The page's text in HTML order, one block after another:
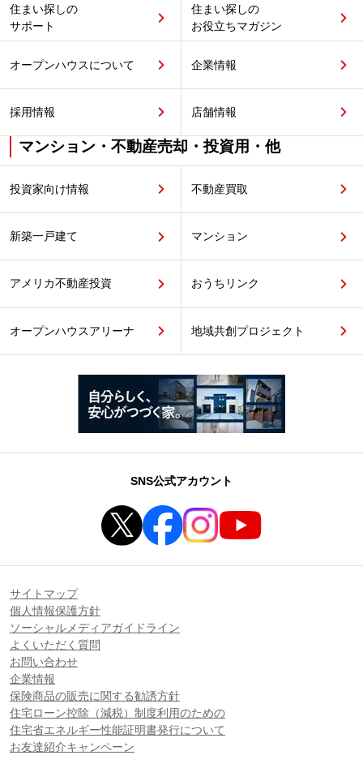
住まい探しの
サポート
住まい探しの
お役立ちマガジン
オープンハウスについて 企業情報
採用情報 店舗情報
マンション・不動産売却・投資用・他
投資家向け情報 不動産買取
新築一戸建て マンション
アメリカ不動産投資 おうちリンク
オープンハウスアリーナ 地域共創プロジェクト
SNS公式アカウント
サイトマップ
個人情報保護方針
ソーシャルメディアガイドライン
よくいただく質問
お問い合わせ
企業情報
保険商品の販売に関する勧誘方針
住宅ローン控除（減税）制度利用のための
住宅省エネルギー性能証明書発行について
お友達紹介キャンペーン